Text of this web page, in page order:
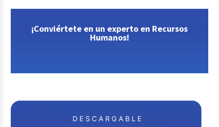
¡Conviértete en un experto en Recursos
Humanos!